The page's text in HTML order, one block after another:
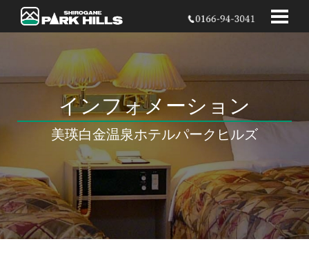
インフォメーション
美瑛白金温泉ホテルパークヒルズ